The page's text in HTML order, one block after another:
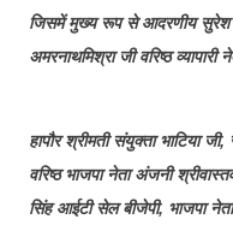
जिसमें मुख्य रूप से आदरणीय सुरेश
अमरनाथमिश्रा जी वरिष्ठ व्यापारी
हापौर श्रीमती संयुक्ता भाटिया
वरिष्ठ भाजपा नेता अंजनी
सिंह आईटी सेल बीजेपी, भाजपा